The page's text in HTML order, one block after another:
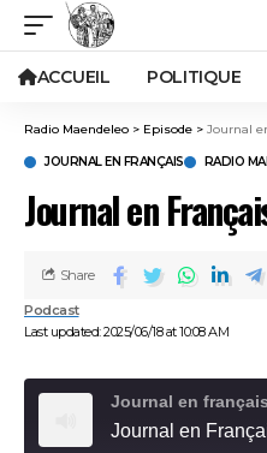
ACCUEIL POLITIQUE
Radio Maendeleo > Episode > Journal
JOURNAL EN FRANÇAIS RADIO
Journal en
Last updated: 2025/06/18 at 10:08 AM
Podcast
Share
Journal en français
Journal en